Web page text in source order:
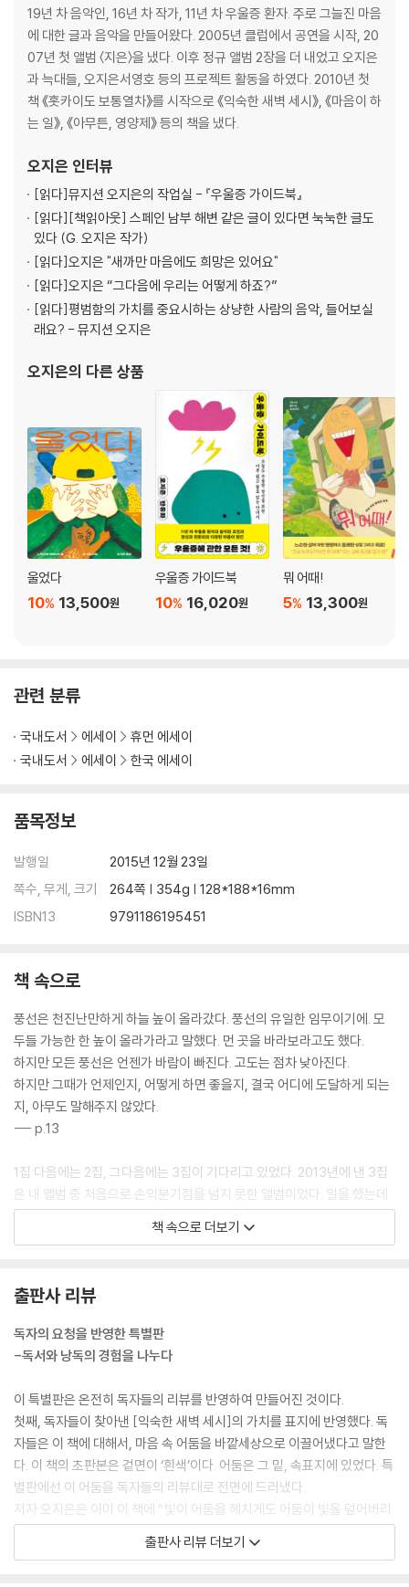
감정의 사치
2014년 3월의 어느 날
성장에 대하여
성장에 대하여 2
절름발이
교토, 단발
교토, 산책
교토, 배움
2014년 3월의 다른 어느 날
교토, 꽃
어쩌면
2장 밤 의 노 래
부끄러움
여행 후에 일어나는 것들
작아지는 날
공포에 대하여
밤의 고백
로빈 윌리엄스의 죽음
때로는
2014년 6월의 어느 날
자신을 좋아할 수 없다는 것
작은 결론
3장 사 막 을 건 너 는 법
홋카이도
큰 늪, 오오누마 11월 22일
오오누마 생활
2014년 12월의 어느 날
핸드워시 사이코
2014년 12월의 다른 어느 날
금선사
정신과
2015년 5월의 어느 날
2015년 5월의 다른 어느 날
4장 창 작 과 소 비
음악과 글
운동탐방기
무라카미 하루키의 악담
미스터 무라카미
하면 안 되는 것들에 대하여
한계에 대하여
솔직함에 대하여
꿈에 대하여
스너프킨과 무민
어떤 생일
여전한 것들
작은 마음
이사
편지
e p i l o g u e 생 각 한 다
19년 차 음악인, 16년 차 작가, 11년 차 우울증 환자. 주로 그늘진 마음
에 대한 글과 음악을 만들어왔다. 2005년 클럽에서 공연을 시작, 20
07년 첫 앨범 〈지은〉을 냈다. 이후 정규 앨범 2장을 더 내었고 오지은
과 늑대들, 오지은서영호 등의 프로젝트 활동을 하였다. 2010년 첫
책 《홋카이도 보통열차》를 시작으로 《익숙한 새벽 세시》, 《마음이 하
는 일》, 《아무튼, 영양제》 등의 책을 냈다.
오지은 인터뷰
[읽다]뮤지션 오지은의 작업실 - 『우울증 가이드북』
[읽다][책읽아웃] 스페인 남부 해변 같은 글이 있다면 눅눅한 글도
있다 (G. 오지은 작가)
[읽다]오지은 "새까만 마음에도 희망은 있어요"
[읽다]오지은 “그다음에 우리는 어떻게 하죠?”
[읽다]평범함의 가치를 중요시하는 상냥한 사람의 음악, 들어보실
래요? - 뮤지션 오지은
오지은의 다른 상품
울었다
13,500원
10%
우울증 가이드북
16,020원
10%
뭐 어때!
13,300원
5%
관련 분류
국내도서 에세이
휴먼 에세이
국내도서
에세이 한국 에세이
품목정보
발행일
2015년 12월 23일
쪽수, 무게, 크기
264쪽 | 354g | 128*188*16mm
ISBN13
9791186195451
책 속으로
풍선은 천진난만하게 하늘 높이 올라갔다. 풍선의 유일한 임무이기에. 모
두들 가능한 한 높이 올라가라고 말했다. 먼 곳을 바라보라고도 했다.
하지만 모든 풍선은 언젠가 바람이 빠진다. 고도는 점차 낮아진다.
하지만 그때가 언제인지, 어떻게 하면 좋을지, 결국 어디에 도달하게 되는
지, 아무도 말해주지 않았다.
--- p.13
1집 다음에는 2집, 그다음에는 3집이 기다리고 있었다. 2013년에 낸 3집
은 내 앨범 중 처음으로 손익분기점을 넘지 못한 앨범이었다. 일을 했는데
수익이 나지 않는다, 그 스트레스는 어마어마했다. 취미가 아닌 직업인이
깨닫고, 내 안의 중학생은 큰 배신감을 느꼈다. 열심히 하면 돌이 없는 또는
돌이 굉장히 적은 길을 걸을 수 있을 것이라고 어른들이 진지한 표정으로
말해왔기 때문이다.
추운 겨울에 외투가 없다면 아마 불행하다는 생각이 들겠지. 그런데 외투
를 두 벌 샀다고 두 벌분의 행복이 느껴지지는 않는다. 자본주의의 셈법이
이상하다는 증거이다. 그렇게 매력적이었던 외투는 진열장에서 이동하여
내 방 옷장에 걸리는 순간 보통의 외투가 되었다.
--- p.37
바로 그 팬케이크. 내가 먹고 싶었던 건 바로 이것이었고 정확히 그 맛이 나
를 실망시켰다. 그리워하던 것 그대로였는데 실망하게 되는 이 얄팍함은
책 속으로 더보기
출판사 리뷰
독자의 요청을 반영한 특별판
-독서와 낭독의 경험을 나누다
이 특별판은 온전히 독자들의 리뷰를 반영하여 만들어진 것이다.
첫째, 독자들이 찾아낸 [익숙한 새벽 세시]의 가치를 표지에 반영했다. 독
자들은 이 책에 대해서, 마음 속 어둠을 바깥세상으로 이끌어냈다고 말한
다. 이 책의 초판본은 겉면이 ‘흰색’이다. 어둠은 그 밑, 속표지에 있었다. 특
별판에선 이 어둠을 독자들의 리뷰대로 전면에 드러냈다.
저자 오지은은 이미 이 책에 “빛이 어둠을 헤치게도 어둠이 빛을 덮어버리
게 두지도 않을 거예요.”라고 밝혔다. 그의 말처럼, 어둠도과 빛을 모두 끌
어안은 삶에 대한 밸런스가 돋보이는 에세이라는 평가를 받은 이 책은, 초
출판사 리뷰 더보기